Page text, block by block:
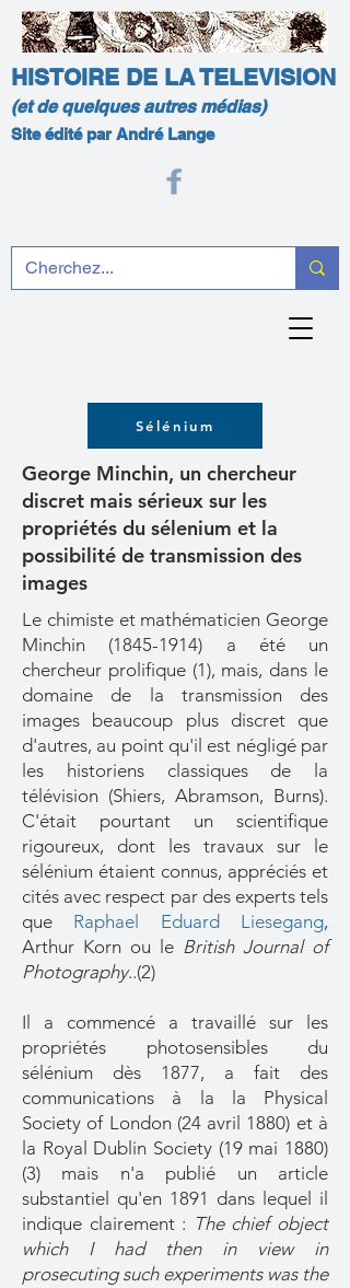
HISTOIRE DE LA TELEVISION
(et de quelques autres médias)
Site édité par André Lange
Sélénium
George Minchin, un chercheur
discret mais sérieux sur les
propriétés du sélenium et la
possibilité de transmission des
images
Le chimiste et mathématicien George
Minchin (1845-1914) a été un
chercheur prolifique (1), mais, dans le
domaine de la transmission des
images beaucoup plus discret que
d'autres, au point qu'il est négligé par
les historiens classiques de la
télévision (Shiers, Abramson, Burns).
C'était pourtant un scientifique
rigoureux, dont les travaux sur le
sélénium étaient connus, appréciés et
cités avec respect par des experts tels
que Raphael Eduard Liesegang,
Arthur Korn ou le British Journal of
Photography..(2)
Il a commencé a travaillé sur les
propriétés photosensibles du
sélénium dès 1877, a fait des
communications à la la Physical
Society of London (24 avril 1880) et à
la Royal Dublin Society (19 mai 1880)
(3) mais n'a publié un article
substantiel qu'en 1891 dans lequel il
indique clairement : The chief object
which I had then in view in
prosecuting such experiments was the